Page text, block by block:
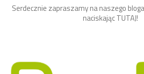
Serdecznie zapraszamy na naszego
naciskającTUTAJ!